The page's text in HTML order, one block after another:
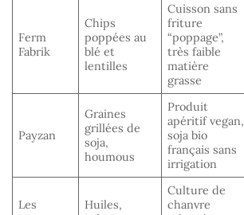
Ferm
Fabrik
Chips
poppées au
blé et
lentilles
Cuisson sans
friture
“poppage”,
très faible
matière
grasse
Payzan
Graines
grillées de
soja,
houmous
Produit
apéritif vegan,
soja bio
français sans
irrigation
Les
Huiles,
Culture de
chanvre